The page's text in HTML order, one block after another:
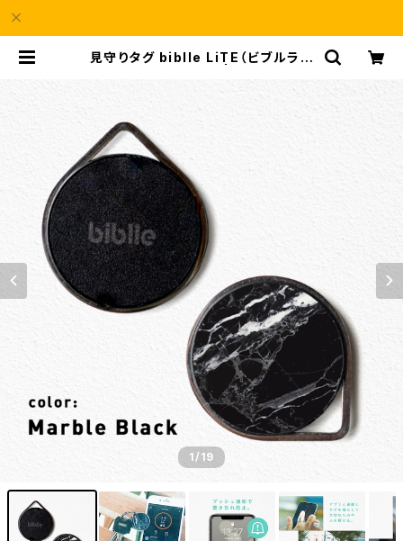
見守りタグ biblle LiTE（ビブルライ
1/19